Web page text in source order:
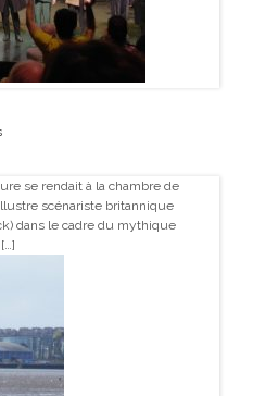
se rendait à la chambre de
scénariste britannique
dans le cadre du mythique